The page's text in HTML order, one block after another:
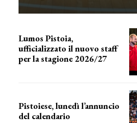
Lumos Pistoia,
ufficializzato il nuovo staff
per la stagione 2026/27
Pistoiese, lunedì l’annuncio
del calendario